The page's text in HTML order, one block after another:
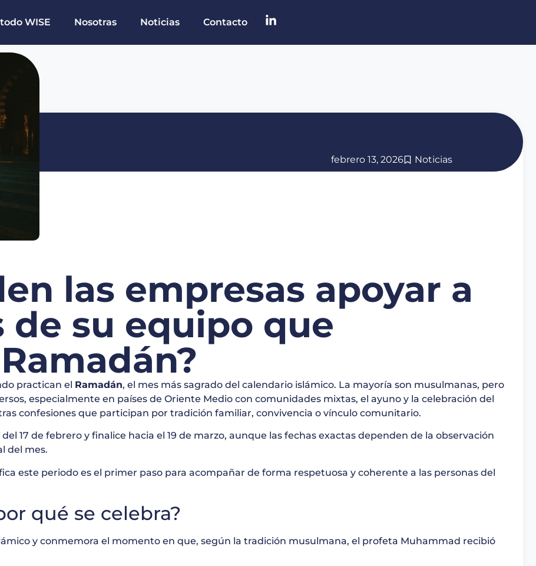
WISE Nosotras Noticias Contacto
febrero 13, 2026 Noticias
las empresas apoyar a
de su equipo que
practican el Ramadán, el mes más sagrado del calendario islámico. La mayoría son musulmanas, pero
especialmente en países de Oriente Medio con comunidades mixtas, el ayuno y la celebración del
confesiones que participan por tradición familiar, convivencia o vínculo comunitario.
17 de febrero y finalice hacia el 19 de marzo, aunque las fechas exactas dependen de la observación
del mes.
este periodo es el primer paso para acompañar de forma respetuosa y coherente a las personas del
qué se celebra?
y conmemora el momento en que, según la tradición musulmana, el profeta Muhammad recibió